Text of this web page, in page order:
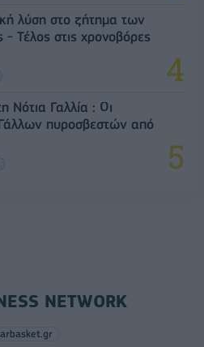
λύση στο ζήτημα των
Τέλος στις χρονοβόρες
Νότια Γαλλία : Οι
πυροσβεστών από
NETWORK